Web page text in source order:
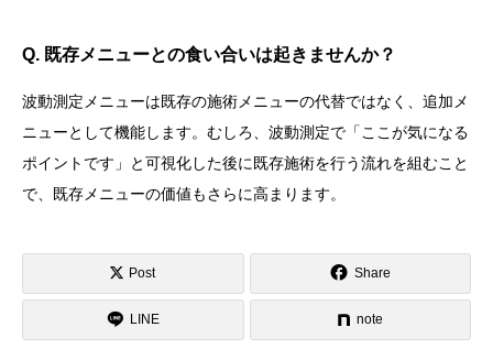
Q. 既存メニューとの食い合いは起きませんか？
波動測定メニューは既存の施術メニューの代替ではなく、追加メ
ニューとして機能します。むしろ、波動測定で「ここが気になる
ポイントです」と可視化した後に既存施術を行う流れを組むこと
で、既存メニューの価値もさらに高まります。
Post Share
LINE note